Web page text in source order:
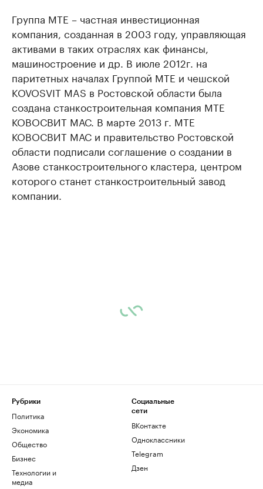
Группа МТЕ – частная инвестиционная
компания, созданная в 2003 году, управляющая
активами в таких отраслях как финансы,
машиностроение и др. В июле 2012г. на
паритетных началах Группой МТЕ и чешской
KOVOSVIT MAS в Ростовской области была
создана станкостроительная компания MTE
КОВОСВИТ МАС. В марте 2013 г. МТЕ
КОВОСВИТ МАС и правительство Ростовской
области подписали соглашение о создании в
Азове станкостроительного кластера, центром
которого станет станкостроительный завод
компании.
Рубрики
Политика
Экономика
Общество
Бизнес
Технологии и
медиа
Социальные
сети
ВКонтакте
Одноклассники
Telegram
Дзен